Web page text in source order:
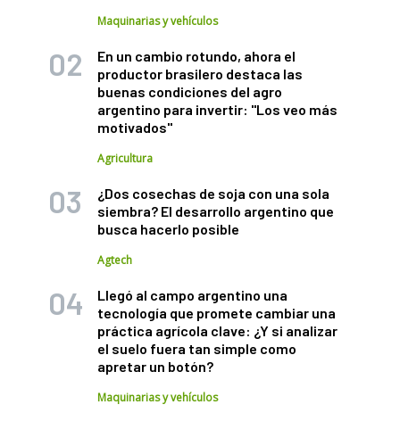
Maquinarias y vehículos
En un cambio rotundo, ahora el
productor brasilero destaca las
buenas condiciones del agro
argentino para invertir: "Los veo más
motivados"
Agricultura
¿Dos cosechas de soja con una sola
siembra? El desarrollo argentino que
busca hacerlo posible
Agtech
Llegó al campo argentino una
tecnología que promete cambiar una
práctica agrícola clave: ¿Y si analizar
el suelo fuera tan simple como
apretar un botón?
Maquinarias y vehículos